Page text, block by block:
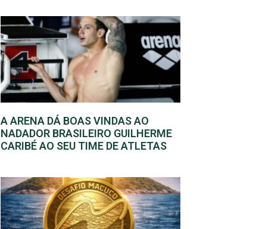
A ARENA DÁ BOAS VINDAS AO
NADADOR BRASILEIRO GUILHERME
CARIBÉ AO SEU TIME DE ATLETAS